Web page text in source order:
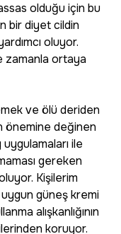
olduğu için bu
bir diyet cildin
oluyor.
zamanla ortaya
ve ölü deriden
önemine değinen
ile
gereken
Kişilerim
güneş kremi
alışkanlığının
koruyor.